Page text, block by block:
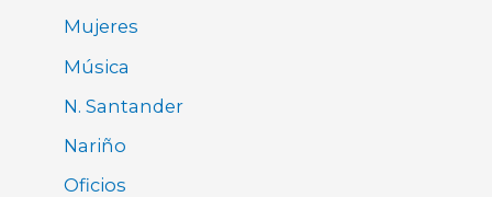
Mujeres
Música
N. Santander
Nariño
Oficios